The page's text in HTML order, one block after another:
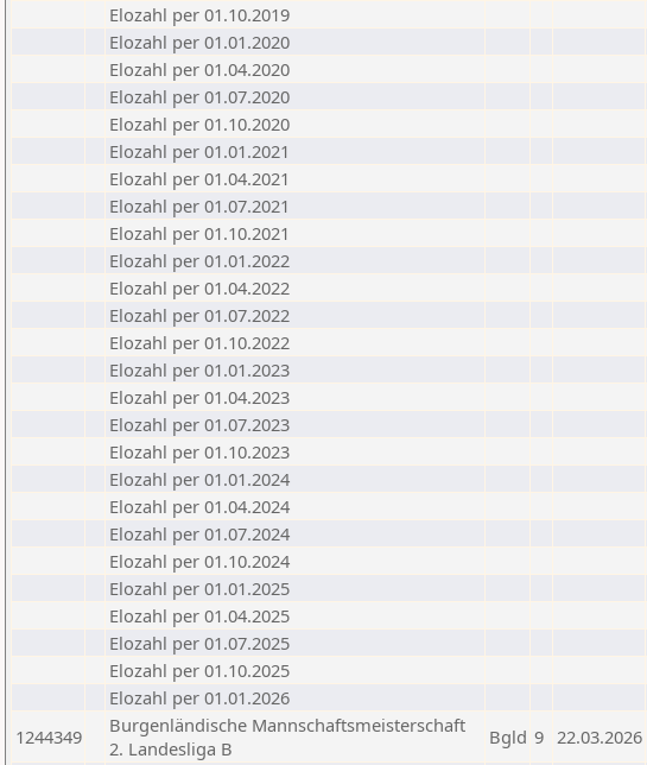
Elozahl per 01.10.2019
Elozahl per 01.01.2020
Elozahl per 01.04.2020
Elozahl per 01.07.2020
Elozahl per 01.10.2020
Elozahl per 01.01.2021
Elozahl per 01.04.2021
Elozahl per 01.07.2021
Elozahl per 01.10.2021
Elozahl per 01.01.2022
Elozahl per 01.04.2022
Elozahl per 01.07.2022
Elozahl per 01.10.2022
Elozahl per 01.01.2023
Elozahl per 01.04.2023
Elozahl per 01.07.2023
Elozahl per 01.10.2023
Elozahl per 01.01.2024
Elozahl per 01.04.2024
Elozahl per 01.07.2024
Elozahl per 01.10.2024
Elozahl per 01.01.2025
Elozahl per 01.04.2025
Elozahl per 01.07.2025
Elozahl per 01.10.2025
Elozahl per 01.01.2026
1244349
Burgenländische Mannschaftsmeisterschaft
2. Landesliga B
Bgld 9 22.03.2026